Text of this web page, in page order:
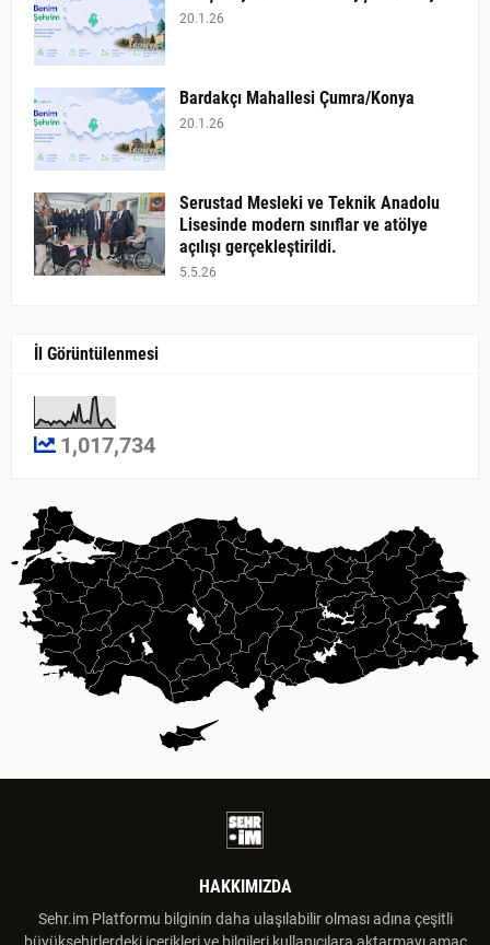
20.1.26
Bardakçı Mahallesi Çumra/Konya
20.1.26
​Serustad Mesleki ve Teknik Anadolu
Lisesinde modern sınıflar ve atölye
açılışı gerçekleştirildi.
5.5.26
İl Görüntülenmesi
1,017,734
HAKKIMIZDA
Sehr.im Platformu bilginin daha ulaşılabilir olması adına çeşitli
büyükşehirlerdeki içerikleri ve bilgileri kullanıcılara aktarmayı amaç